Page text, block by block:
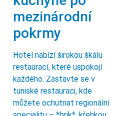
mezinárodní
pokrmy
Hotel nabízí širokou škálu
restaurací, které uspokojí
každého. Zastavte se v
tuniské restauraci, kde
můžete ochutnat regionální